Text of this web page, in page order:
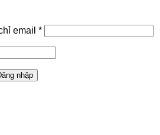
email *
nhập